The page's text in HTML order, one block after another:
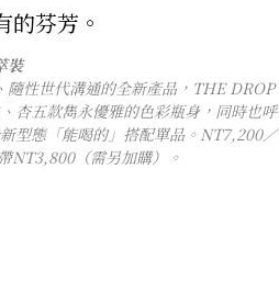
的芬芳。
裝
性世代溝通的全新產品，THE DROP
杏五款雋永優雅的色彩瓶身，同時也呼
型態「能喝的」搭配單品。NT7,200／
NT3,800（需另加購）。